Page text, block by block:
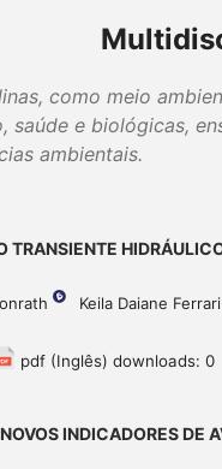
como meio
saúde e biológicas,
ambientais.
Keila Daiane
pdf (Inglês) downloads: 0
INDICADORES DE